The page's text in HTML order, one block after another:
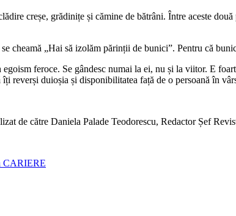
creșe, grădinițe și cămine de bătrâni. Între aceste
cheamă „Hai să izolăm părinții de bunici”. Pentru că
feroce. Se gândesc numai la ei, nu și la viitor. E
reverși duioșia și disponibilitatea față de o persoană în
de către Daniela Palade Teodorescu, Redactor Șef
CARIERE